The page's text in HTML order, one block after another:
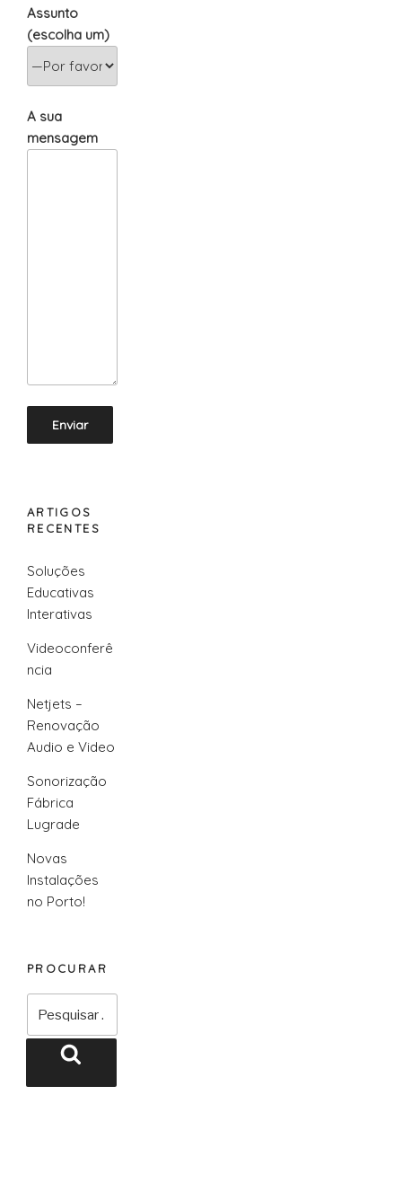
Assunto
(escolha um)
A sua
mensagem
ARTIGOS
RECENTES
Soluções
Educativas
Interativas
Videoconferê
ncia
Netjets –
Renovação
Audio e Video
Sonorização
Fábrica
Lugrade
Novas
Instalações
no Porto!
PROCURAR
por: